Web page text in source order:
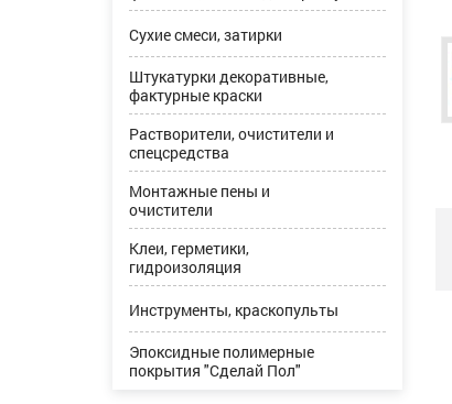
Сухие смеси, затирки
Штукатурки декоративные,
фактурные краски
Растворители, очистители и
спецсредства
Монтажные пены и
очистители
Клеи, герметики,
гидроизоляция
Инструменты, краскопульты
Эпоксидные полимерные
покрытия "Сделай Пол"